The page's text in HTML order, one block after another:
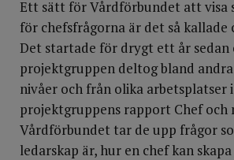
Ett sätt för Vårdförbundet att visa
för chefsfrågorna är det så kallade
Det startade för drygt ett år sedan
projektgruppen deltog bland
nivåer och från olika arbetsplatser
projektgruppens rapport Chef och
Vårdförbundet tar de upp frågor
ledarskap är, hur en chef kan